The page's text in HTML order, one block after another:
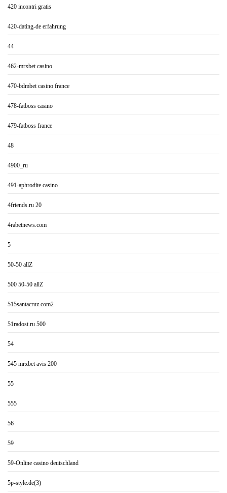
420 incontri gratis
420-dating-de erfahrung
44
462-mrxbet casino
470-bdmbet casino france
478-fatboss casino
479-fatboss france
48
4900_ru
491-aphrodite casino
4friends.ru 20
4rabetnews.com
5
50-50 allZ
500 50-50 allZ
515santacruz.com2
51radost.ru 500
54
545 mrxbet avis 200
55
555
56
59
59-Online casino deutschland
5p-style.de(3)